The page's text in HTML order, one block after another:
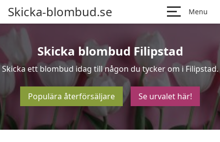
Skicka-blombud.se Menu
Skicka blombud Filipstad
Skicka ett blombud idag till någon du tycker om i Filipstad.
Populära återförsäljare Se urvalet här!